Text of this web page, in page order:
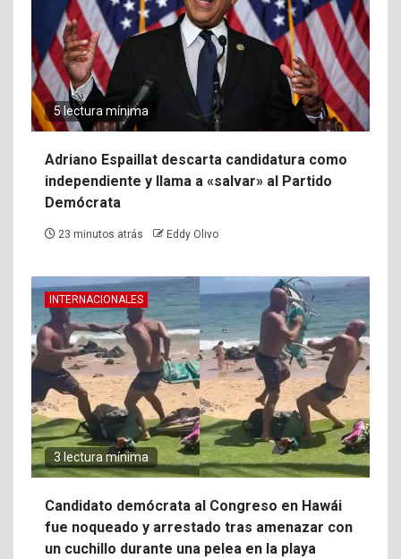
5 lectura mínima
Adriano Espaillat descarta candidatura como
independiente y llama a «salvar» al Partido
Demócrata
23 minutos atrás Eddy Olivo
INTERNACIONALES
3 lectura mínima
Candidato demócrata al Congreso en Hawái
fue noqueado y arrestado tras amenazar con
un cuchillo durante una pelea en la playa